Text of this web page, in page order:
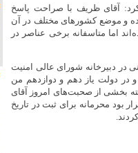
آقای ظریف با صراحت پاسخ
و موضع کشورهای مختلف در آن
اما متاسفانه برخی عناصر در
روحانی در دبیرخانه شورای عالی امنیت
در دولت یاز دهم و دوازدهم من
بخشی از صحبت‌های امروز آقای
بود محرمانه برای ثبت در تاریخ